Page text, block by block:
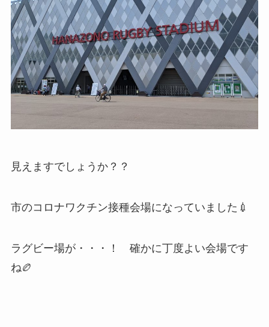
見えますでしょうか？？
市のコロナワクチン接種会場になっていました💉
ラグビー場が・・・！ 確かに丁度よい会場です
ね🏉